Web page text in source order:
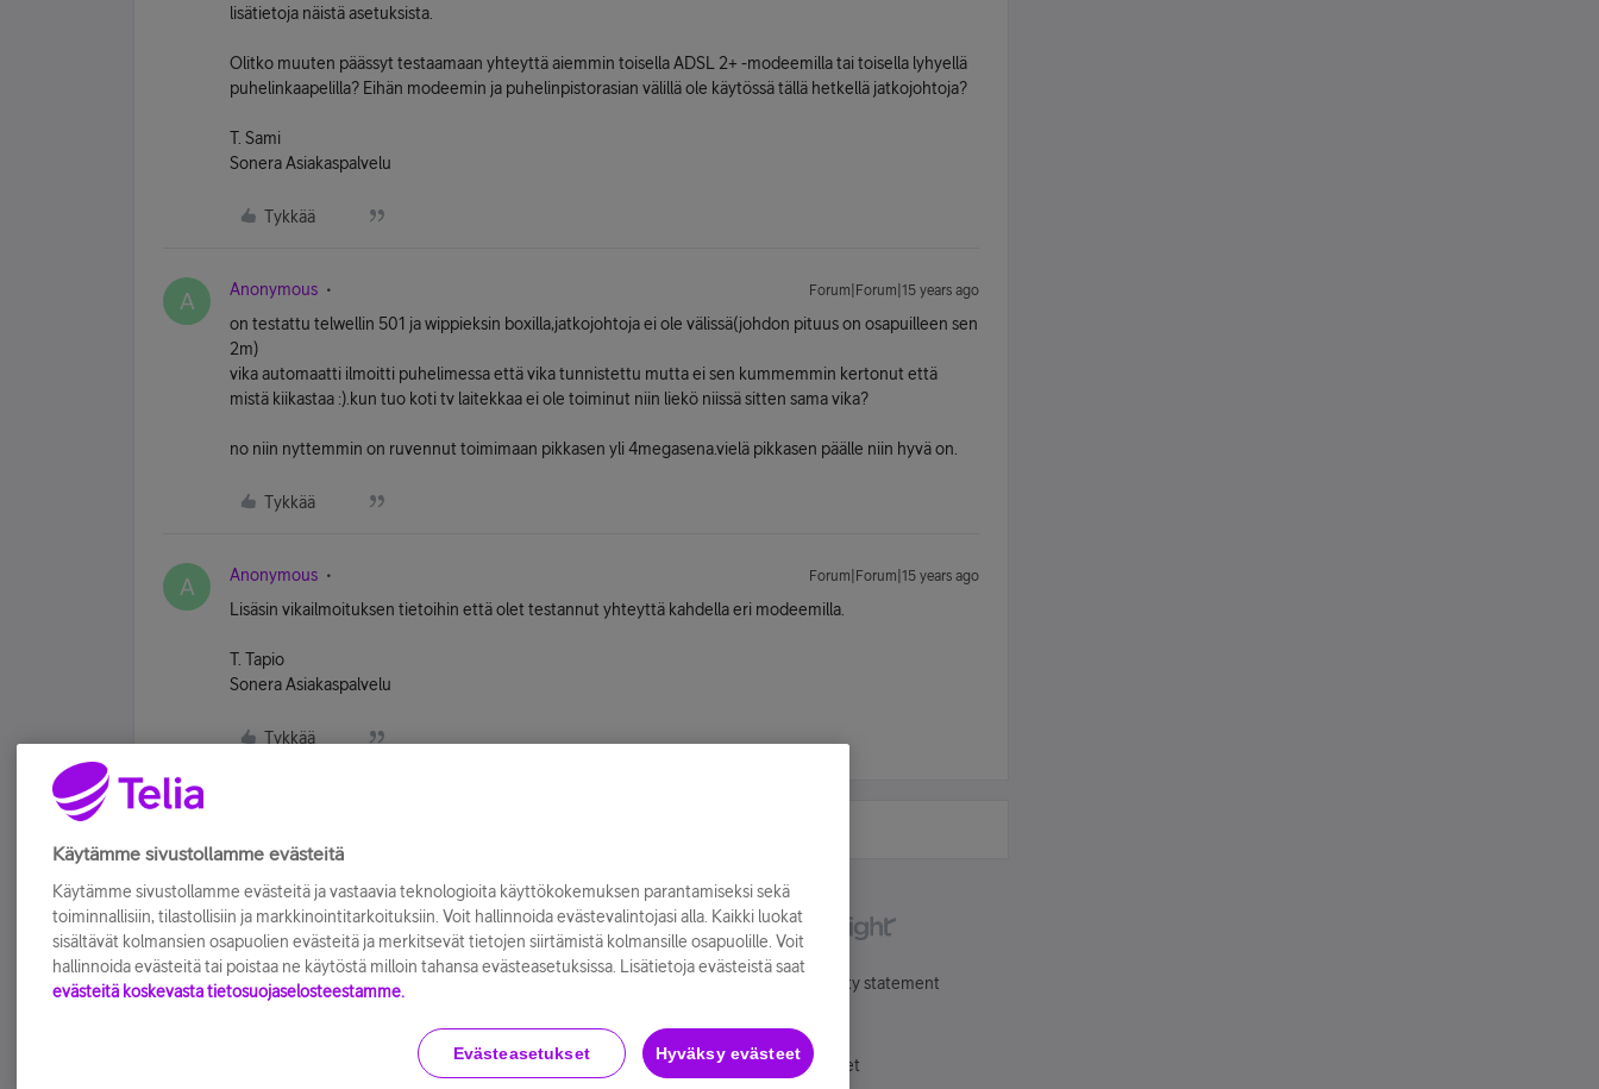
lisätietoja näistä asetuksista.
Olitko muuten päässyt testaamaan yhteyttä aiemmin toisella ADSL 2+ -modeemilla tai toisella lyhyellä
puhelinkaapelilla? Eihän modeemin ja puhelinpistorasian välillä ole käytössä tällä hetkellä jatkojohtoja?
T. Sami
Sonera Asiakaspalvelu
Tykkää
A Anonymous Forum|Forum|15 years ago
on testattu telwellin 501 ja wippieksin boxilla,jatkojohtoja ei ole välissä(johdon pituus on osapuilleen sen
2m)
vika automaatti ilmoitti puhelimessa että vika tunnistettu mutta ei sen kummemmin kertonut että
mistä kiikastaa :).kun tuo koti tv laitekkaa ei ole toiminut niin liekö niissä sitten sama vika?
no niin nyttemmin on ruvennut toimimaan pikkasen yli 4megasena.vielä pikkasen päälle niin hyvä on.
Tykkää
A Anonymous Forum|Forum|15 years ago
Lisäsin vikailmoituksen tietoihin että olet testannut yhteyttä kahdella eri modeemilla.
T. Tapio
Sonera Asiakaspalvelu
Tykkää
Accessibility statement
Evästeasetukset
Käytämme sivustollamme evästeitä
Käytämme sivustollamme evästeitä ja vastaavia teknologioita käyttökokemuksen parantamiseksi sekä
toiminnallisiin, tilastollisiin ja markkinointitarkoituksiin. Voit hallinnoida evästevalintojasi alla. Kaikki luokat
sisältävät kolmansien osapuolien evästeitä ja merkitsevät tietojen siirtämistä kolmansille osapuolille. Voit
hallinnoida evästeitä tai poistaa ne käytöstä milloin tahansa evästeasetuksissa. Lisätietoja evästeistä saat
evästeitä koskevasta tietosuojaselosteestamme.
Evästeasetukset Hyväksy evästeet